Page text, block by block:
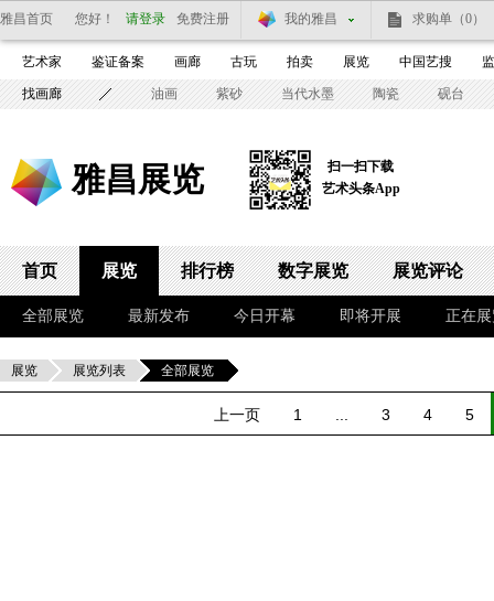
雅昌首页 您好！ 请登录 免费注册 我的雅昌 求购单 （0）
艺术家 鉴证备案 画廊 古玩 拍卖 展览 中国艺搜
找画廊 油画 紫砂 当代水墨 陶瓷 砚台
雅昌展览
扫一扫下载
艺术头条App
首页 展览 排行榜 数字展览 展览评论
全部展览 最新发布 今日开幕 即将开展 正在
展览 展览列表 全部展览
上一页 1 3 4 5